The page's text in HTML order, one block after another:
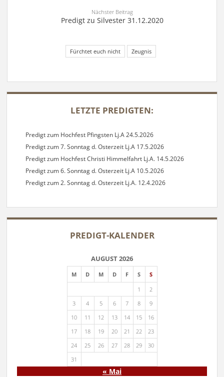
Nächster Beitrag
Predigt zu Silvester 31.12.2020
Fürchtet euch nicht Zeugnis
SIDEBAR
LETZTE PREDIGTEN:
Predigt zum Hochfest Pfingsten Lj.A 24.5.2026
Predigt zum 7. Sonntag d. Osterzeit Lj.A 17.5.2026
Predigt zum Hochfest Christi Himmelfahrt Lj.A. 14.5.2026
Predigt zum 6. Sonntag d. Osterzeit Lj.A 10.5.2026
Predigt zum 2. Sonntag d. Osterzeit Lj.A. 12.4.2026
PREDIGT-KALENDER
AUGUST 2026
M D M D F S
S
1
2
3
4 5 6 7 8
9
10
11 12 13 14 15
16
17
18 19 20 21 22
23
24
25 26 27 28 29
30
31
« Mai